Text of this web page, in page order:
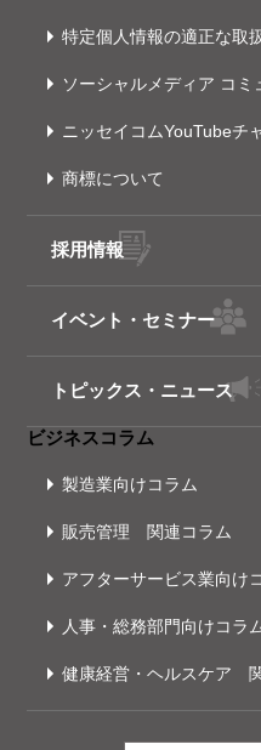
特定個人情報の適正な取
ソーシャルメディア コ
ニッセイコムYouTubeチ
商標について
採用情報
イベント・セミナー
トピックス・ニュース
ビジネスコラム
製造業向けコラム
販売管理 関連コラム
アフターサービス業向け
人事・総務部門向けコラ
健康経営・ヘルスケア